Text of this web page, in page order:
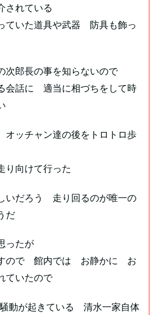
されている
ていた道具や武器 防具も飾っ
郎長の事を知らないので
会話に 適当に相づちをして時
ッチャン達の後をトロトロ歩
り向けて行った
いだろう 走り回るのが唯一の
だ
ったが
ので 館内では お静かに お
ていたので
動が起きている 清水一家自体